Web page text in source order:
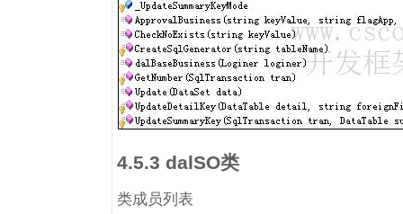
4.5.3 dalSO类
类成员列表